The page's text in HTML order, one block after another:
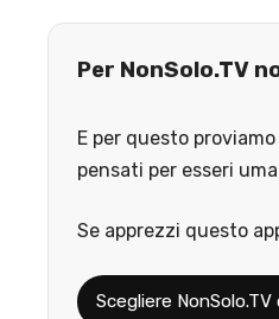
Per NonSolo.TV
E per questo
pensati per esseri
Se apprezzi questo
Scegliere